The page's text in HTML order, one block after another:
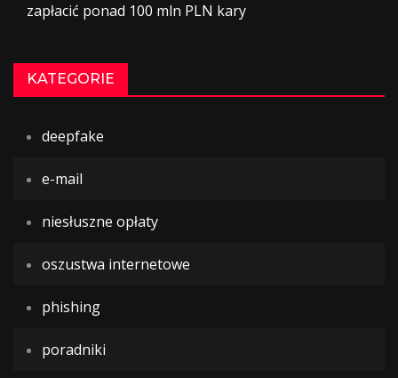
zapłacić ponad 100 mln PLN kary
KATEGORIE
deepfake
e-mail
niesłuszne opłaty
oszustwa internetowe
phishing
poradniki